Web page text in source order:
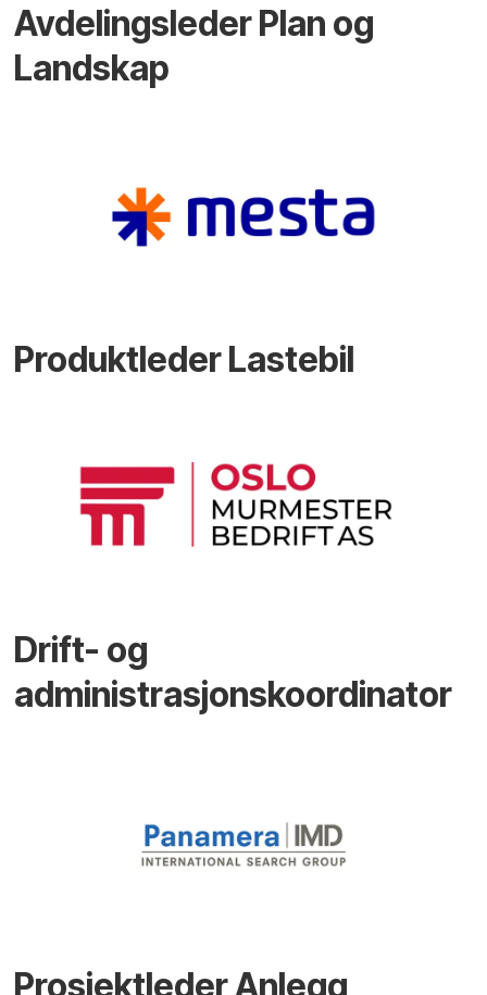
Avdelingsleder Plan og
Landskap
Produktleder Lastebil
Drift- og
administrasjonskoordinator
Prosjektleder Anlegg